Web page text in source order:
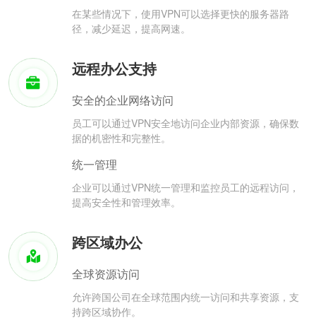
在某些情况下，使用VPN可以选择更快的服务器路
径，减少延迟，提高网速。
远程办公支持
安全的企业网络访问
员工可以通过VPN安全地访问企业内部资源，确保数
据的机密性和完整性。
统一管理
企业可以通过VPN统一管理和监控员工的远程访问，
提高安全性和管理效率。
跨区域办公
全球资源访问
允许跨国公司在全球范围内统一访问和共享资源，支
持跨区域协作。